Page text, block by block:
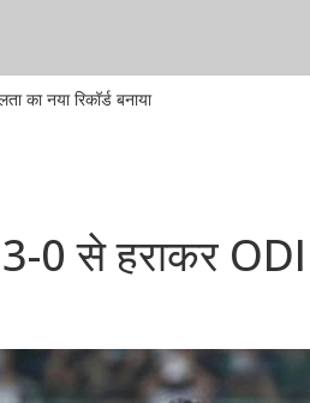
का नया रिकॉर्ड बनाया
3-0 से हराकर